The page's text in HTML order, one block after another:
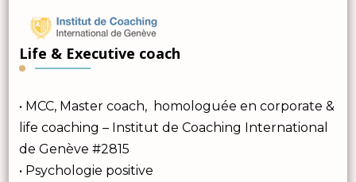
Life & Executive coach
• MCC, Master coach, homologuée en corporate &
life coaching – Institut de Coaching International
de Genève #2815
• Psychologie positive